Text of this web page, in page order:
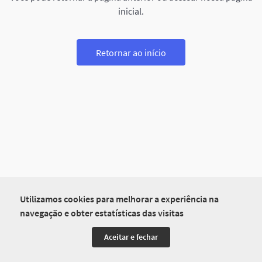
Utilizamos cookies para melhorar a experiência na
navegação e obter estatísticas das visitas
Aceitar e fechar
inicial.
Retornar ao início